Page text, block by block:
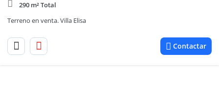
290 m² Total
Terreno en venta. Villa Elisa
Contactar